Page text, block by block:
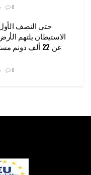
0
الاستيطان يلتهم
0